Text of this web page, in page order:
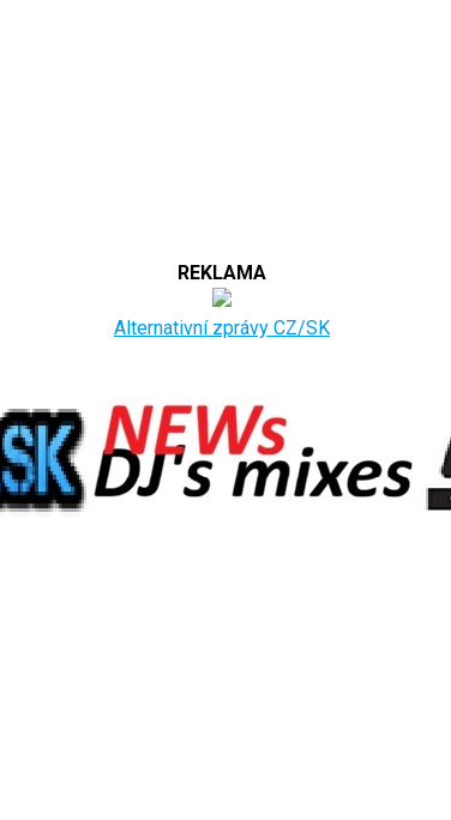
REKLAMA
Alternativní zprávy CZ/SK